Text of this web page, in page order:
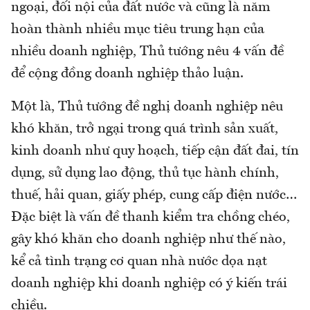
ngoại, đối nội của đất nước và cũng là năm
hoàn thành nhiều mục tiêu trung hạn của
nhiều doanh nghiệp, Thủ tướng nêu 4 vấn đề
để cộng đồng doanh nghiệp thảo luận.
Một là, Thủ tướng đề nghị doanh nghiệp nêu
khó khăn, trở ngại trong quá trình sản xuất,
kinh doanh như quy hoạch, tiếp cận đất đai, tín
dụng, sử dụng lao động, thủ tục hành chính,
thuế, hải quan, giấy phép, cung cấp điện nước…
Đặc biệt là vấn đề thanh kiểm tra chồng chéo,
gây khó khăn cho doanh nghiệp như thế nào,
kể cả tình trạng cơ quan nhà nước dọa nạt
doanh nghiệp khi doanh nghiệp có ý kiến trái
chiều.